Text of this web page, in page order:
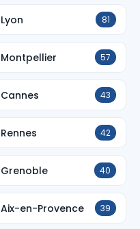
Lyon 81
Montpellier 57
Cannes 43
Rennes 42
Grenoble 40
Aix-en-Provence 39